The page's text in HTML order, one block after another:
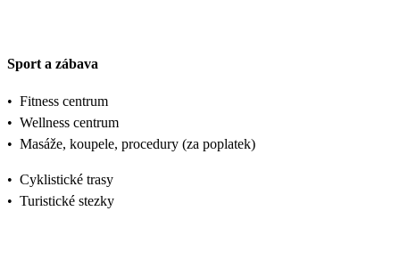
Sport a zábava
• Fitness centrum
• Wellness centrum
• Masáže, koupele, procedury (za poplatek)
• Cyklistické trasy
• Turistické stezky